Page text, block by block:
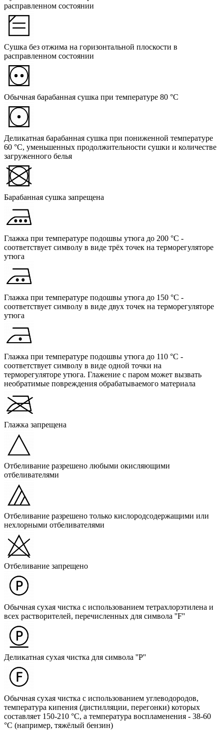
расправленном состоянии
Сушка без отжима на горизонтальной плоскости в
расправленном состоянии
Обычная барабанная сушка при температуре 80 °C
Деликатная барабанная сушка при пониженной температуре
60 °C, уменьшенных продолжительности сушки и количестве
загруженного белья
Барабанная сушка запрещена
Глажка при температуре подошвы утюга до 200 °C -
соответствует символу в виде трёх точек на терморегуляторе
утюга
Глажка при температуре подошвы утюга до 150 °C -
соответствует символу в виде двух точек на терморегуляторе
утюга
Глажка при температуре подошвы утюга до 110 °C -
соответствует символу в виде одной точки на
терморегуляторе утюга. Глажение с паром может вызвать
необратимые повреждения обрабатываемого материала
Глажка запрещена
Отбеливание разрешено любыми окисляющими
отбеливателями
Отбеливание разрешено только кислородсодержащими или
нехлорными отбеливателями
Отбеливание запрещено
Обычная сухая чистка с использованием тетрахлорэтилена и
всех растворителей, перечисленных для символа ''F''
Деликатная сухая чистка для символа ''P''
Обычная сухая чистка с использованием углеводородов,
температура кипения (дистилляции, перегонки) которых
составляет 150-210 °C, а температура воспламенения - 38-60
°C (например, тяжёлый бензин)